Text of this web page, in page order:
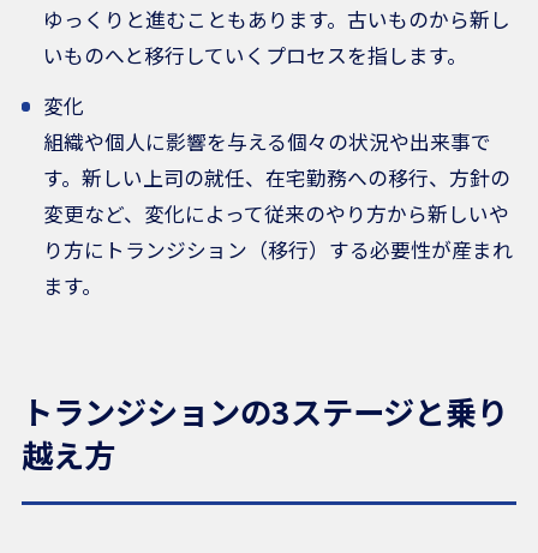
ゆっくりと進むこともあります。古いものから新し
いものへと移行していくプロセスを指します。
変化
組織や個人に影響を与える個々の状況や出来事で
す。新しい上司の就任、在宅勤務への移行、方針の
変更など、変化によって従来のやり方から新しいや
り方にトランジション（移行）する必要性が産まれ
ます。
トランジションの3ステージと乗り
越え方